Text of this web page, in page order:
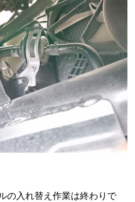
の入れ替え作業は終わりで